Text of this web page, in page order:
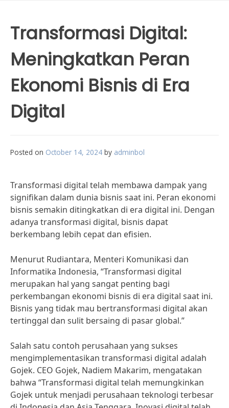
Transformasi Digital:
Meningkatkan Peran
Ekonomi Bisnis di Era
Digital
Posted on October 14, 2024 by adminbol
Transformasi digital telah membawa dampak yang
signifikan dalam dunia bisnis saat ini. Peran ekonomi
bisnis semakin ditingkatkan di era digital ini. Dengan
adanya transformasi digital, bisnis dapat
berkembang lebih cepat dan efisien.
Menurut Rudiantara, Menteri Komunikasi dan
Informatika Indonesia, “Transformasi digital
merupakan hal yang sangat penting bagi
perkembangan ekonomi bisnis di era digital saat ini.
Bisnis yang tidak mau bertransformasi digital akan
tertinggal dan sulit bersaing di pasar global.”
Salah satu contoh perusahaan yang sukses
mengimplementasikan transformasi digital adalah
Gojek. CEO Gojek, Nadiem Makarim, mengatakan
bahwa “Transformasi digital telah memungkinkan
Gojek untuk menjadi perusahaan teknologi terbesar